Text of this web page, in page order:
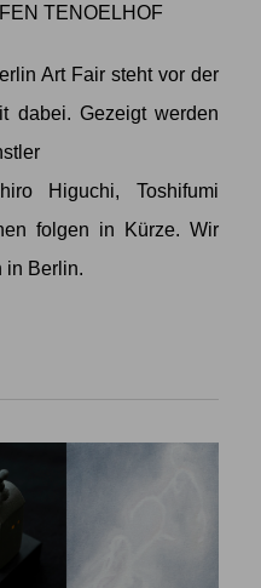
TENOELHOF
Art Fair steht vor der
dabei. Gezeigt werden
Higuchi,Toshifumi
folgen in Kürze. Wir
in Berlin.